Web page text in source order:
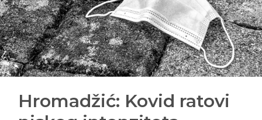
Hromadžić: Kovid ratovi